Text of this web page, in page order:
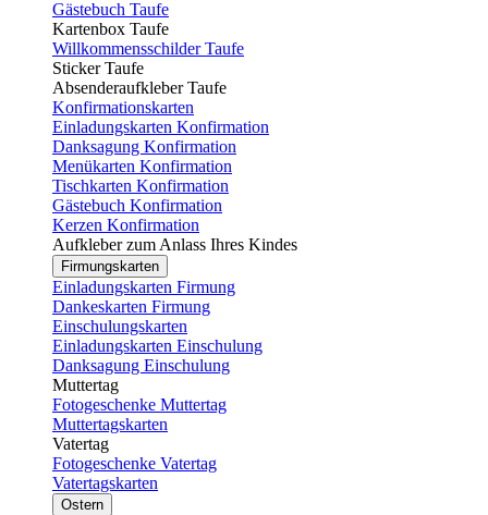
Gästebuch Taufe
Kartenbox Taufe
Willkommensschilder Taufe
Sticker Taufe
Absenderaufkleber Taufe
Konfirmationskarten
Einladungskarten Konfirmation
Danksagung Konfirmation
Menükarten Konfirmation
Tischkarten Konfirmation
Gästebuch Konfirmation
Kerzen Konfirmation
Aufkleber zum Anlass Ihres Kindes
Firmungskarten
Einladungskarten Firmung
Dankeskarten Firmung
Einschulungskarten
Einladungskarten Einschulung
Danksagung Einschulung
Muttertag
Fotogeschenke Muttertag
Muttertagskarten
Vatertag
Fotogeschenke Vatertag
Vatertagskarten
Ostern